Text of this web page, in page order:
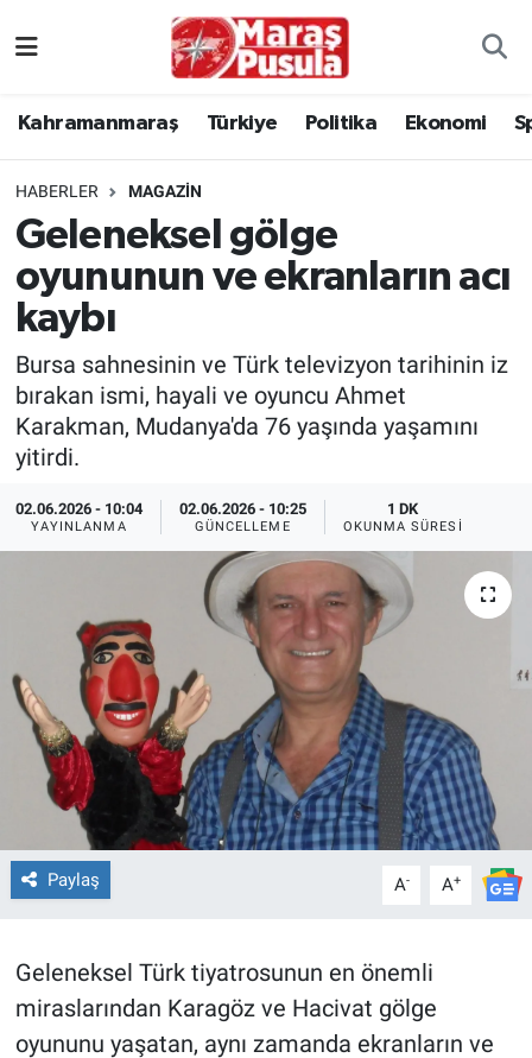
Kahramanmaraş Türkiye Politika Ekonomi
HABERLER MAGAZİN
Geleneksel gölge
oyununun ve ekranların acı
kaybı
Bursa sahnesinin ve Türk televizyon tarihinin iz
bırakan ismi, hayali ve oyuncu Ahmet
Karakman, Mudanya'da 76 yaşında yaşamını
yitirdi.
02.06.2026 - 10:04
YAYINLANMA
02.06.2026 - 10:25
GÜNCELLEME
1 DK
OKUNMA SÜRESI
Paylaş A- A+
Geleneksel Türk tiyatrosunun en önemli
miraslarından Karagöz ve Hacivat gölge
oyununu yaşatan, aynı zamanda ekranların ve
Politika
Ekonomi
Spor
Kültür Sanat
Sağlık
Dünya
İlçeler
MAGAZİN
Bilim, Teknoloji
ASAYİŞ
HABERDE İNSAN
İstanbul Trafik Yoğunluk Haritası
Süper Lig Puan Durumu ve Fikstür
Tüm Manşetler
Son Dakika Haberleri
Haber Arşivi